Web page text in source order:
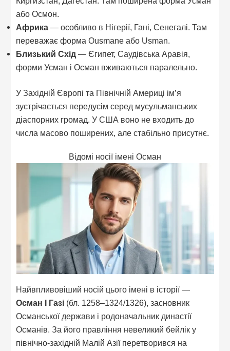
або Осмон.
Африка — особливо в Нігерії, Гані, Сенегалі. Там
переважає форма Ousmane або Usman.
Близький Схід — Єгипет, Саудівська Аравія,
форми Усман і Осман вживаються паралельно.
У Західній Європі та Північній Америці ім’я
зустрічається передусім серед мусульманських
діаспорних громад. У США воно не входить до
числа масово поширених, але стабільно присутнє.
Відомі носії імені Осман
Найвпливовіший носій цього імені в історії —
Осман I Газі (бл. 1258–1324/1326), засновник
Османської держави і родоначальник династії
Османів. За його правління невеликий бейлік у
північно-західній Малій Азії перетворився на